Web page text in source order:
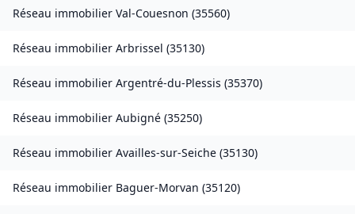
Réseau immobilier Val-Couesnon (35560)
Réseau immobilier Arbrissel (35130)
Réseau immobilier Argentré-du-Plessis (35370)
Réseau immobilier Aubigné (35250)
Réseau immobilier Availles-sur-Seiche (35130)
Réseau immobilier Baguer-Morvan (35120)